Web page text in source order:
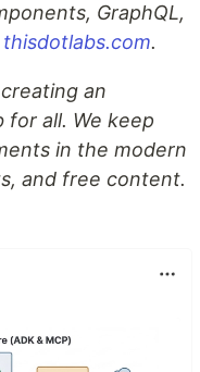
GraphQL,
thisdotlabs.com.
an
for all. We keep
in the modern
and free content.